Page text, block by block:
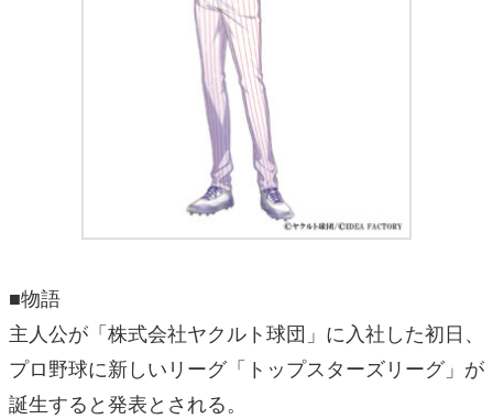
■物語
主人公が「株式会社ヤクルト球団」に入社した初日、
プロ野球に新しいリーグ「トップスターズリーグ」が
誕生すると発表とされる。